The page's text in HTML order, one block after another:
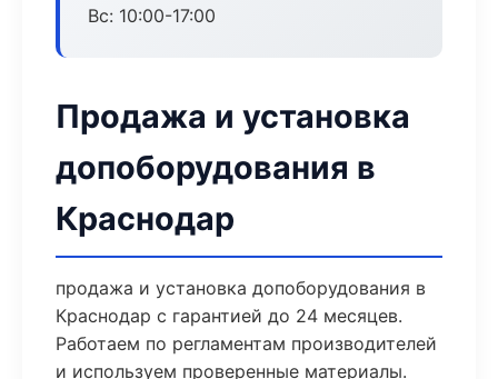
Вс: 10:00-17:00
Продажа и установка
допоборудования в
Краснодар
продажа и установка допоборудования в
Краснодар с гарантией до 24 месяцев.
Работаем по регламентам производителей
и используем проверенные материалы.